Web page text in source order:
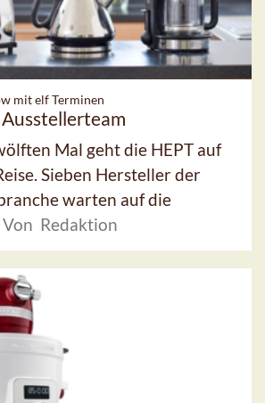
mit elf Terminen
Ausstellerteam
Mal geht die HEPT auf
Sieben Hersteller der
warten auf die
Von Redaktion